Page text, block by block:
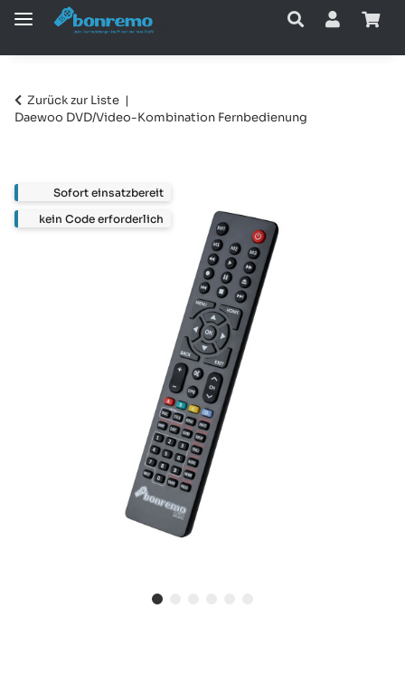
Zurück zur Liste
Daewoo DVD/Video-Kombination Fernbedienung